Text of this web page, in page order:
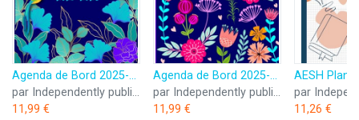
Agenda de Bord 2025-2026 AESH: Planificateur Hebdomadaire et Mensuel pour les Accompagnants des élèves en Situation de Handicap.
par Independently published
11,99 €
Agenda de Bord 2025-2026 AESH: Planificateur Hebdomadaire et Mensuel pour les Accompagnants des élèves en Situation de Handicap.
par Independently published
11,99 €
11,26 €